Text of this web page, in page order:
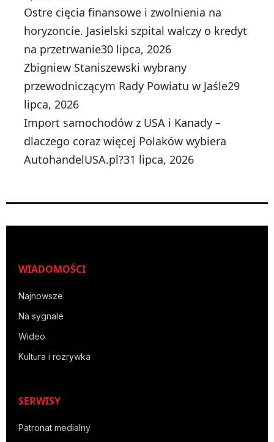
Ostre cięcia finansowe i zwolnienia na
horyzoncie. Jasielski szpital walczy o kredyt
na przetrwanie30 lipca, 2026
Zbigniew Staniszewski wybrany
przewodniczącym Rady Powiatu w Jaśle29
lipca, 2026
Import samochodów z USA i Kanady –
dlaczego coraz więcej Polaków wybiera
AutohandelUSA.pl?31 lipca, 2026
WIADOMOŚCI
Najnowsze
Na sygnale
Wideo
Kultura i rozrywka
SERWISY
Patronat medialny